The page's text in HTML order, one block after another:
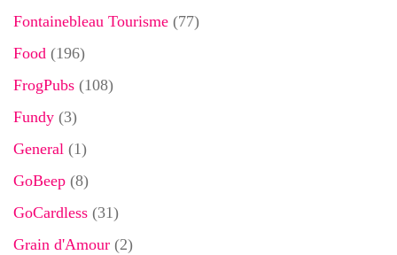
Fontainebleau Tourisme (77)
Food (196)
FrogPubs (108)
Fundy (3)
General (1)
GoBeep (8)
GoCardless (31)
Grain d'Amour (2)